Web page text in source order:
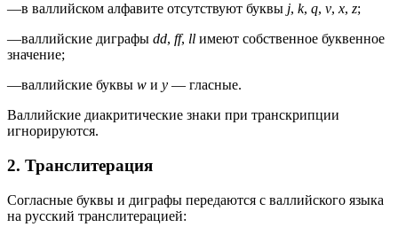
—в валлийском алфавите отсутствуют буквы j, k, q, v,x, z;
—валлийские диграфы dd, ff, ll имеют собственное буквенное
значение;
—валлийские буквы w и y — гласные.
Валлийские диакритические знаки при транскрипции
игнорируются.
2. Транслитерация
Согласные буквы и диграфы передаются с валлийского языка
на русский транслитерацией: